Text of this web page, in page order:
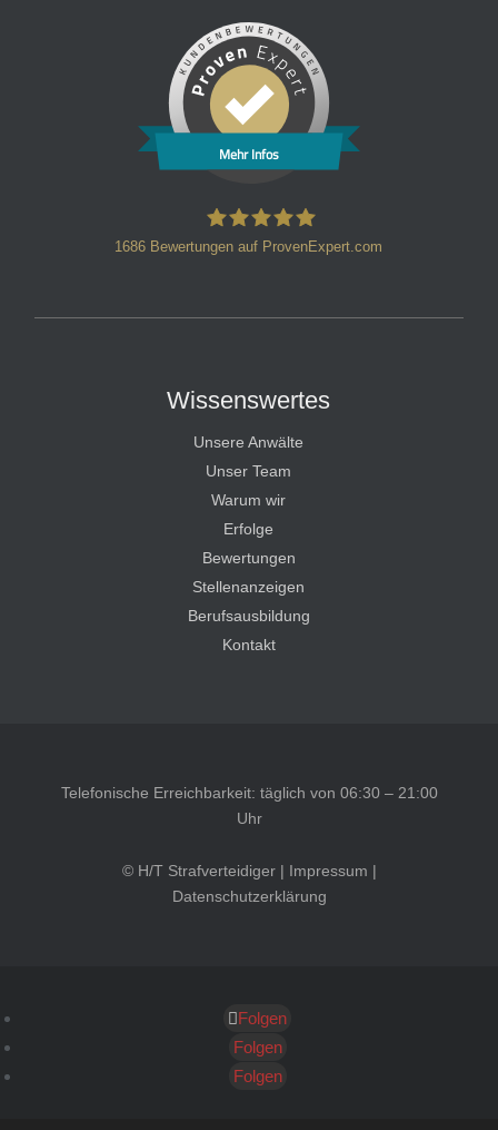
Mehr Infos
1686 Bewertungen auf ProvenExpert.com
Wissenswertes
Unsere Anwälte
Unser Team
Warum wir
Erfolge
Bewertungen
Stellenanzeigen
Berufsausbildung
Kontakt
Telefonische Erreichbarkeit: täglich von 06:30 – 21:00
Uhr
© H/T Strafverteidiger | Impressum |
Datenschutzerklärung
Folgen
Folgen
Folgen
Kundenbewertungen und Erfahrungen zu
SEHR GUT